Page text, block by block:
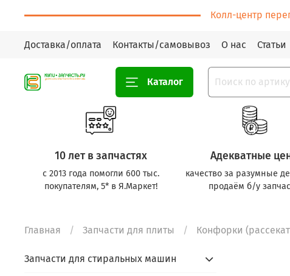
Колл-центр
Доставка/оплата Контакты/самовывоз О нас Статьи
Каталог
10 лет в запчастях
с 2013 года помогли 600 тыс.
покупателям, 5* в Я.Маркет!
Адекватные
качество за разумные
продаём б/у
Главная Запчасти для плиты Конфорки
Запчасти для стиральных машин